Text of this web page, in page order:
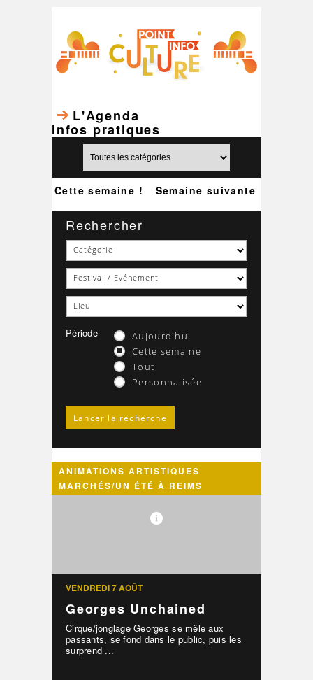
L'Agenda
Infos pratiques
Semaine suivante
Cette semaine !
Rechercher
Période
Aujourd'hui
Cette semaine
Tout
Personnalisée
ANIMATIONS ARTISTIQUES
MARCHÉS/UN ÉTÉ À REIMS
VENDREDI 7 AOÛT
Georges Unchained
Cirque/jonglage Georges se mêle aux
passants, se fond dans le public, puis les
surprend ...